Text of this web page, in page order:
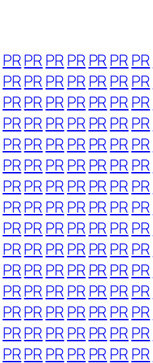
PRPR PR PR PR PR PR
PRPR PR PR PR PR PR
PRPR PR PR PR PR PR
PRPR PR PR PR PR PR
PRPR PR PR PR PR PR
PRPR PR PR PR PR PR
PRPR PR PR PR PR PR
PRPR PR PR PR PR PR
PRPR PR PR PR PR PR
PRPR PR PR PR PR PR
PRPR PR PR PR PR PR
PRPR PR PR PR PR PR
PRPR PR PR PR PR PR
PRPR PR PR PR PR PR
PRPR PR PR PR PR PR